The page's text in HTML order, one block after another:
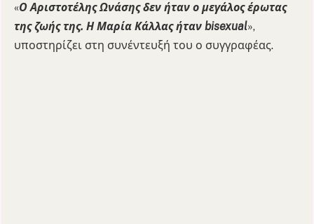
«Ο Αριστοτέλης Ωνάσης δεν ήταν ο μεγάλος έρωτας
της ζωής της. Η Μαρία Κάλλας ήταν bisexual»,
υποστηρίζει στη συνέντευξή του ο συγγραφέας.